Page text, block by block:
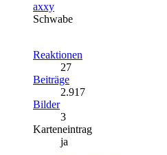
axxy
Schwabe
Reaktionen
27
Beiträge
2.917
Bilder
3
Karteneintrag
ja